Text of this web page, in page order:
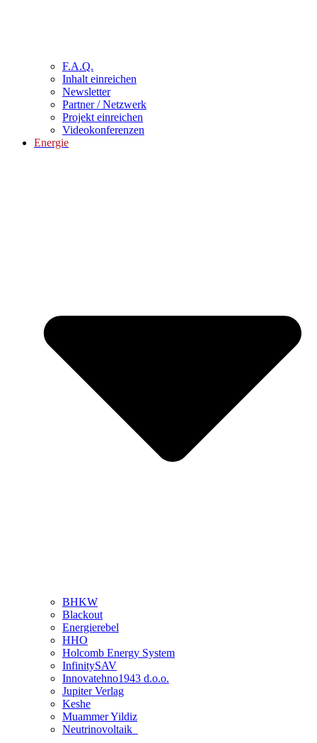
F.A.Q.
Inhalt einreichen
Newsletter
Partner / Netzwerk
Projekt einreichen
Videokonferenzen
Energie
BHKW
Blackout
Energierebel
HHO
Holcomb Energy System
InfinitySAV
Innovatehno1943 d.o.o.
Jupiter Verlag
Keshe
Muammer Yildiz
Neutrinovoltaik